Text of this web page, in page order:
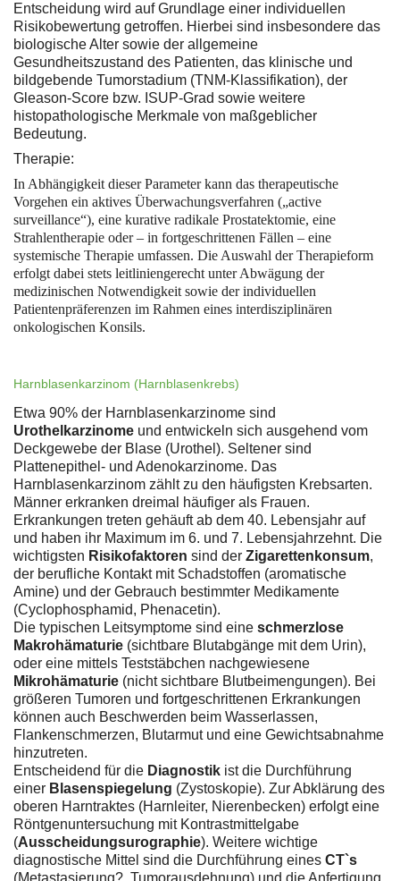
Entscheidung wird auf Grundlage einer individuellen
Risikobewertung getroffen. Hierbei sind insbesondere das
biologische Alter sowie der allgemeine
Gesundheitszustand des Patienten, das klinische und
bildgebende Tumorstadium (TNM-Klassifikation), der
Gleason-Score bzw. ISUP-Grad sowie weitere
histopathologische Merkmale von maßgeblicher
Bedeutung.
Therapie:
In Abhängigkeit dieser Parameter kann das therapeutische
Vorgehen ein aktives Überwachungsverfahren („active
surveillance“), eine kurative radikale Prostatektomie, eine
Strahlentherapie oder – in fortgeschrittenen Fällen – eine
systemische Therapie umfassen. Die Auswahl der Therapieform
erfolgt dabei stets leitliniengerecht unter Abwägung der
medizinischen Notwendigkeit sowie der individuellen
Patientenpräferenzen im Rahmen eines interdisziplinären
onkologischen Konsils.
Harnblasenkarzinom (Harnblasenkrebs)
Etwa 90% der Harnblasenkarzinome sind
Urothelkarzinome und entwickeln sich ausgehend vom
Deckgewebe der Blase (Urothel). Seltener sind
Plattenepithel- und Adenokarzinome. Das
Harnblasenkarzinom zählt zu den häufigsten Krebsarten.
Männer erkranken dreimal häufiger als Frauen.
Erkrankungen treten gehäuft ab dem 40. Lebensjahr auf
und haben ihr Maximum im 6. und 7. Lebensjahrzehnt. Die
wichtigsten Risikofaktoren sind der Zigarettenkonsum,
der berufliche Kontakt mit Schadstoffen (aromatische
Amine) und der Gebrauch bestimmter Medikamente
(Cyclophosphamid, Phenacetin).
Die typischen Leitsymptome sind eine schmerzlose
Makrohämaturie (sichtbare Blutabgänge mit dem Urin),
oder eine mittels Teststäbchen nachgewiesene
Mikrohämaturie (nicht sichtbare Blutbeimengungen). Bei
größeren Tumoren und fortgeschrittenen Erkrankungen
können auch Beschwerden beim Wasserlassen,
Flankenschmerzen, Blutarmut und eine Gewichtsabnahme
hinzutreten.
Entscheidend für die Diagnostik ist die Durchführung
einer Blasenspiegelung (Zystoskopie). Zur Abklärung des
oberen Harntraktes (Harnleiter, Nierenbecken) erfolgt eine
Röntgenuntersuchung mit Kontrastmittelgabe
(Ausscheidungsurographie). Weitere wichtige
diagnostische Mittel sind die Durchführung eines CT`s
(Metastasierung?, Tumorausdehnung) und die Anfertigung